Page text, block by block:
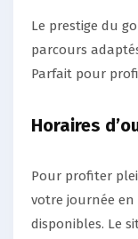
Le prestige du
parcours
Parfait pour
Horaires
Pour profiter
votre journée en
disponibles. Le